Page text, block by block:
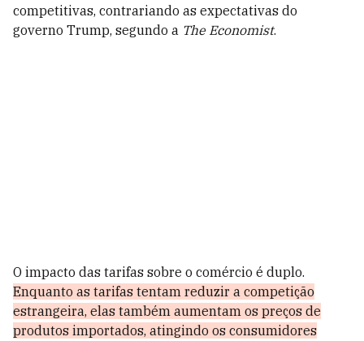
competitivas, contrariando as expectativas do
governo Trump, segundo a The Economist.
O impacto das tarifas sobre o comércio é duplo.
Enquanto as tarifas tentam reduzir a competição
estrangeira, elas também aumentam os preços de
produtos importados, atingindo os consumidores